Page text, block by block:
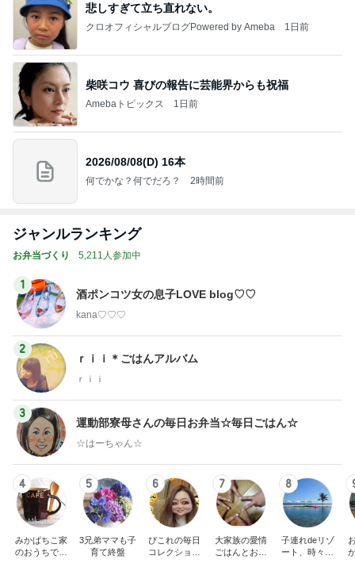
悲しすぎて立ち直れない。
クロオフィシャルブログPowered by Ameba 1日前
柴咲コウ 喜びの報告に芸能界からも祝福
Amebaトピックス 1日前
2026/08/08(D) 16本
何でかな？何でだろ？ 2時間前
ジャンルランキング
お弁当づくり 5,211人参加中
1
酒ポンコツ女の息子LOVE blog♡♡
kana♡♡♡
2
ｒｉｉ＊ごはんアルバム
ｒｉｉ
3
運動部寮母さんの毎日お弁当☆毎日ごはん☆
☆はーちゃん☆
4
みかぱちこ家
のおうちでご
5
3兄弟ママも子
育て終盤
6
ぴこれの毎日
コレクション
7
大家族の愛情
ごはんとお弁
8
子連れdeリゾ
ート、時々キ